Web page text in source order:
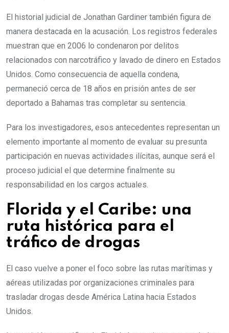
El historial judicial de Jonathan Gardiner también figura de
manera destacada en la acusación. Los registros federales
muestran que en 2006 lo condenaron por delitos
relacionados con narcotráfico y lavado de dinero en Estados
Unidos. Como consecuencia de aquella condena,
permaneció cerca de 18 años en prisión antes de ser
deportado a Bahamas tras completar su sentencia.
Para los investigadores, esos antecedentes representan un
elemento importante al momento de evaluar su presunta
participación en nuevas actividades ilícitas, aunque será el
proceso judicial el que determine finalmente su
responsabilidad en los cargos actuales.
Florida y el Caribe: una
ruta histórica para el
tráfico de drogas
El caso vuelve a poner el foco sobre las rutas marítimas y
aéreas utilizadas por organizaciones criminales para
trasladar drogas desde América Latina hacia Estados
Unidos.